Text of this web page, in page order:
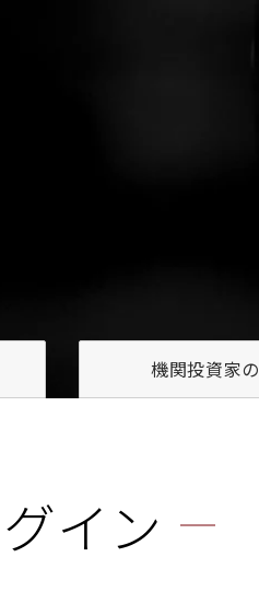
機関投資家の
イン